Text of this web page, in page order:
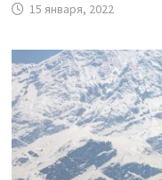
15 января, 2022